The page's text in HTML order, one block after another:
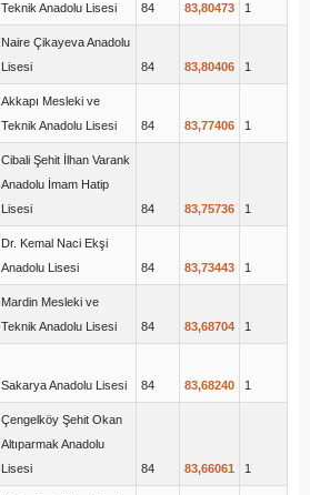
Teknik Anadolu Lisesi
84 83,80473 1
Naire Çikayeva Anadolu
Lisesi
84 83,80406 1
Akkapı Mesleki ve
Teknik Anadolu Lisesi
84 83,77406 1
Cibali Şehit İlhan Varank
Anadolu İmam Hatip
Lisesi
84 83,75736 1
Dr. Kemal Naci Ekşi
Anadolu Lisesi
84 83,73443 1
Mardin Mesleki ve
Teknik Anadolu Lisesi
84 83,68704 1
Sakarya Anadolu Lisesi 84 83,68240 1
Çengelköy Şehit Okan
Altıparmak Anadolu
Lisesi
84 83,66061 1